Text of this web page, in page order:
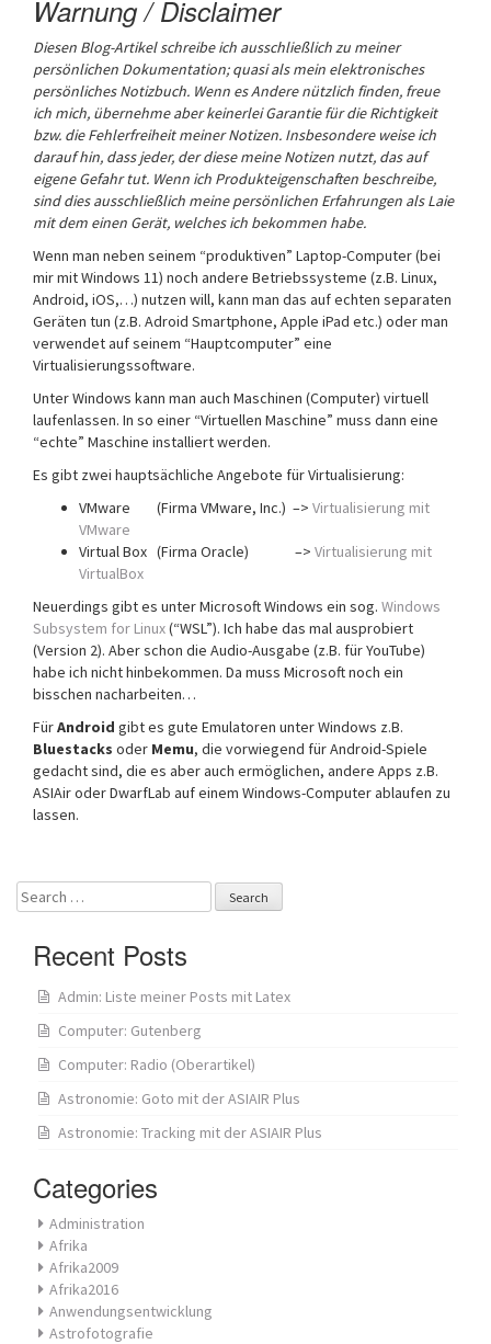
Warnung / Disclaimer
Diesen Blog-Artikel schreibe ich ausschließlich zu meiner
persönlichen Dokumentation; quasi als mein elektronisches
persönliches Notizbuch. Wenn es Andere nützlich finden, freue
ich mich, übernehme aber keinerlei Garantie für die Richtigkeit
bzw. die Fehlerfreiheit meiner Notizen. Insbesondere weise ich
darauf hin, dass jeder, der diese meine Notizen nutzt, das auf
eigene Gefahr tut. Wenn ich Produkteigenschaften beschreibe,
sind dies ausschließlich meine persönlichen Erfahrungen als Laie
mit dem einen Gerät, welches ich bekommen habe.
Wenn man neben seinem “produktiven” Laptop-Computer (bei
mir mit Windows 11) noch andere Betriebssysteme (z.B. Linux,
Android, iOS,…) nutzen will, kann man das auf echten separaten
Geräten tun (z.B. Adroid Smartphone, Apple iPad etc.) oder man
verwendet auf seinem “Hauptcomputer” eine
Virtualisierungssoftware.
Unter Windows kann man auch Maschinen (Computer) virtuell
laufenlassen. In so einer “Virtuellen Maschine” muss dann eine
“echte” Maschine installiert werden.
Es gibt zwei hauptsächliche Angebote für Virtualisierung:
VMware (Firma VMware, Inc.) –> Virtualisierung mit
VMware
Virtual Box (Firma Oracle) –> Virtualisierung mit
VirtualBox
Neuerdings gibt es unter Microsoft Windows ein sog. Windows
Subsystem for Linux(“WSL”). Ich habe das mal ausprobiert
(Version 2). Aber schon die Audio-Ausgabe (z.B. für YouTube)
habe ich nicht hinbekommen. Da muss Microsoft noch ein
bisschen nacharbeiten…
FürAndroid gibt es gute Emulatoren unter Windows z.B.
Bluestacks oder Memu, die vorwiegend für Android-Spiele
gedacht sind, die es aber auch ermöglichen, andere Apps z.B.
ASIAir oder DwarfLab auf einem Windows-Computer ablaufen zu
lassen.
Search
for:
Recent Posts
Admin: Liste meiner Posts mit Latex
Computer: Gutenberg
Computer: Radio (Oberartikel)
Astronomie: Goto mit der ASIAIR Plus
Astronomie: Tracking mit der ASIAIR Plus
Categories
Administration
Afrika
Afrika2009
Afrika2016
Anwendungsentwicklung
Astrofotografie